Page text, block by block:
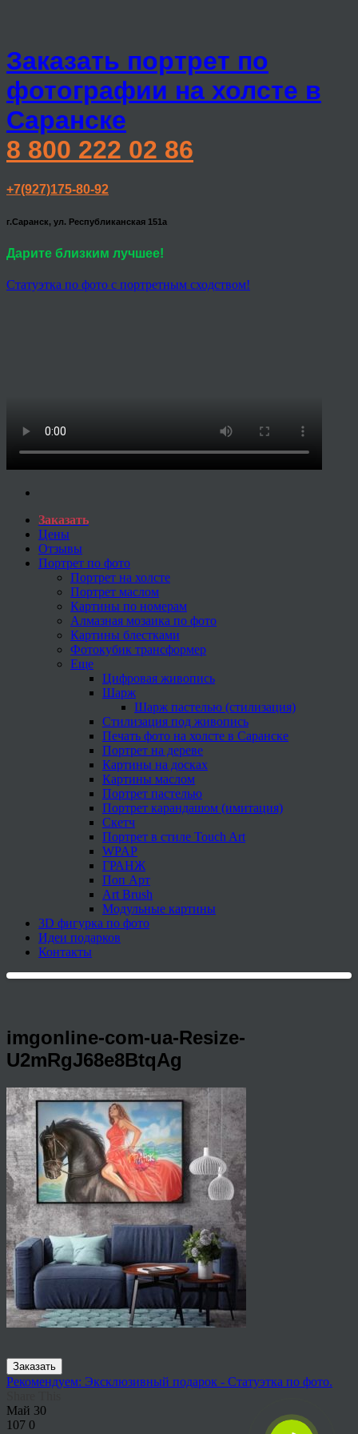
Заказать портрет по
фотографии на холсте в
Саранске
8 800 222 02 86
+7(927)175-80-92
г.Саранск, ул. Республиканская 151а
Дарите близким лучшее!
Статуэтка по фото с портретным сходством!
Заказать
Цены
Отзывы
Портрет по фото
Портрет на холсте
Портрет маслом
Картины по номерам
Алмазная мозаика по фото
Картины блестками
Фотокубик трансформер
Еще
Цифровая живопись
Шарж
Шарж пастелью (стилизация)
Стилизация под живопись
Печать фото на холсте в Саранске
Портрет на дереве
Картины на досках
Картины маслом
Портрет пастелью
Портрет карандашом (имитация)
Скетч
Портрет в стиле Touch Art
WPAP
ГРАНЖ
Поп Арт
Art Brush
Модульные картины
3D фигурка по фото
Идеи подарков
Контакты
imgonline-com-ua-Resize-
U2mRgJ68e8BtqAg
Заказать
Рекомендуем: Эксклюзивный подарок - Статуэтка по фото.
Май 30
107 0